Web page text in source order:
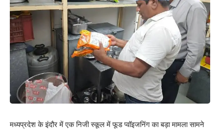
मध्यप्रदेश के इंदौर में एक निजी स्कूल में फूड प्वॉइजनिंग का बड़ा मामला सामने